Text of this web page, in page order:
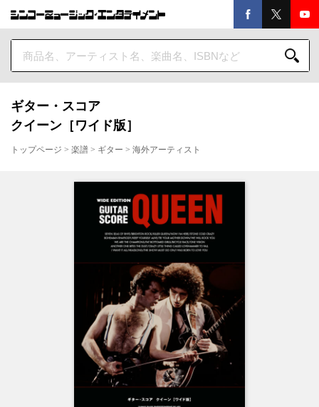
ギター・スコア
クイーン［ワイド版］
トップページ > 楽譜 > ギター > 海外アーティスト